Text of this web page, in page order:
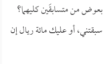
من متسابقَين كليهما؟
أو عليك مائة ريال إن